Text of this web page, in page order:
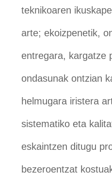
teknikoaren
arte; ekoizpenetik,
entregara, kargatze
ondasunak ontzian
helmugara iristera
sistematiko eta
eskaintzen ditugu
bezeroentzat